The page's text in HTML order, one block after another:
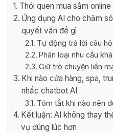
Thói quen mua sắm
Ứng dụng AI cho chăm
quyết vấn đề gì
Tự động trả lời câu
Phân loại nhu cầu
Giữ trò chuyện liền
Khi nào cửa hàng, spa,
nhắc chatbot AI
Tóm tắt khi nào nên
Kết luận: AI không thay
vụ đúng lúc hơn